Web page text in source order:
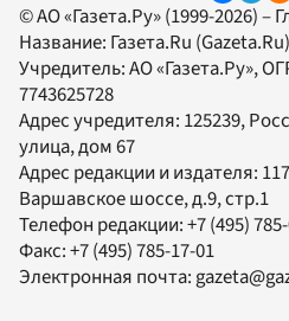
© АО «Газета.Ру» (1999-2026) –
Название: Газета.Ru (Gazeta.Ru)
Учредитель:АО «Газета.Ру»,
7743625728
Адрес учредителя: 125239,
улица, дом 67
Адрес редакции и издателя:
Варшавское шоссе, д.9, стр.1
Телефон редакции:+7 (495)
Факс:+7 (495) 785-17-01
Электронная почта: